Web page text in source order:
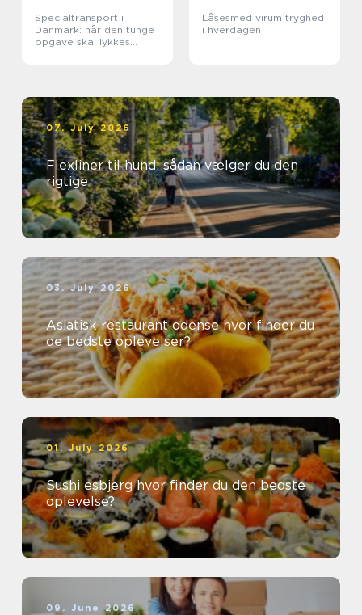
Specialtransport i
Danmark: når den tunge
opgave skal lykkes
Låsesmed virum tryghed
i hverdagen
07. July 2026
Flexliner til hund: sådan vælger du den
rigtige
03. July 2026
Asiatisk restaurant odense hvor finder du
de bedste oplevelser?
01. July 2026
Sushi esbjerg hvor finder du den bedste
oplevelse?
09. June 2026